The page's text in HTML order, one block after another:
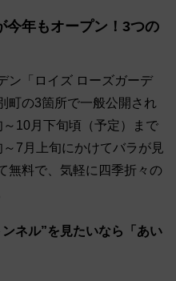
今年もオープン！3つの
ン「ロイズ ローズガーデ
町の3箇所で一般公開され
10月下旬頃（予定）まで
7月上旬にかけてバラが見
無料で、気軽に四季折々の
ネル”を見たいなら「あい